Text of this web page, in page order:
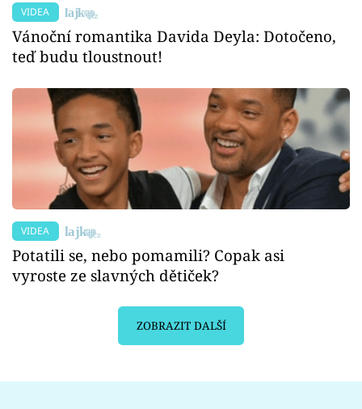
VIDEA
Vánoční romantika Davida Deyla: Dotočeno,
teď budu tloustnout!
VIDEA
Potatili se, nebo pomamili? Copak asi
vyroste ze slavných dětiček?
ZOBRAZIT DALŠÍ